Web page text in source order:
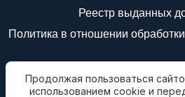
Реестр выданных
Политика в отношении
Мы в
Продолжая пользоваться
использованием cookie и